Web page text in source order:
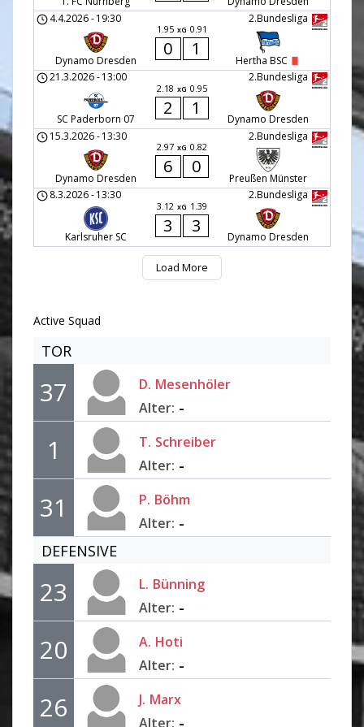
2.Bundesliga
4.4.2026-19:30
Dynamo Dresden
1.95 xG 0.91
0 1
Hertha BSC
2.Bundesliga
21.3.2026-13:00
SC Paderborn 07
2.18 xG 0.95
2 1
Dynamo Dresden
2.Bundesliga
15.3.2026-13:30
Dynamo Dresden
2.97 xG 0.82
6 0
Preußen Münster
2.Bundesliga
8.3.2026-13:30
Karlsruher SC
3.12 xG 1.39
3 3
Dynamo Dresden
Load More
Active Squad
TOR
37 D. Mesenhöler
Alter: -
1 T. Schreiber
Alter: -
31 P. Böhm
Alter: -
DEFENSIVE
23 L. Bünning
Alter: -
20 A. Hoti
Alter: -
26 J. Marx
Alter: -